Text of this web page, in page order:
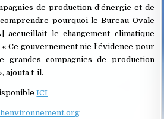
de production d’énergie et de
pourquoi le Bureau Ovale
accueillait le changement climatique
Ce gouvernement nie l’évidence pour
grandes compagnies de production
ajouta t-il.
ICI